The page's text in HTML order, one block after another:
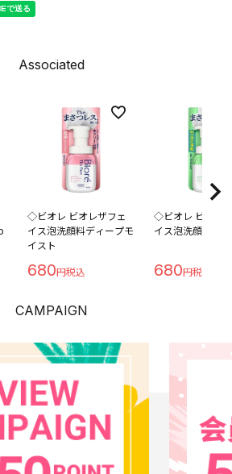
Associated
◇ビオレ ビオレザフェ
イス泡洗顔料ディープモ
イスト
680
◇ビオレ ビオレ
イス泡洗顔料ア
680
CAMPAIGN